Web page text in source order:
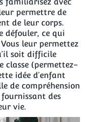
permettre de
de leur corps.
défouler, ce qui
leur permettez
soit difficile
classe (permettez-
idée d’enfant
de compréhension
des
vie.